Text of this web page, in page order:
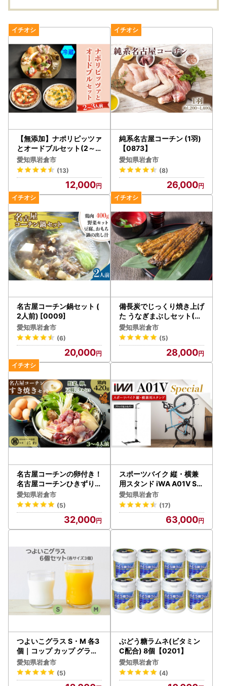
【無添加】ナポリピッツァ
とオードブルセット(2～3
人前)冷蔵【0555】
愛知県岩倉市
(13)
12,000
純系名古屋コーチン (1羽)
【0873】
愛知県岩倉市
(8)
26,000
名古屋コーチン鍋セット (
2人前) [0009]
愛知県岩倉市
(6)
20,000
備長炭でじっくり焼き上げ
た うなぎまぶしセット(4
人前)【0545】
愛知県岩倉市
(5)
28,000
名古屋コーチンの卵付き！
名古屋コーチンひきずりセ
ット(3～4人前)【0667】
愛知県岩倉市
(5)
32,000
スポーツバイク 縦・横兼
用スタンド iWA A01V Sp
ecial ブラック＆シルバー
【0414】
愛知県岩倉市
(17)
63,000
つよいこグラス S・M 各3
個｜コップ カップ グラス
アデリア 食器 子供 幼児 日
本製 割れにくい シンプル
持ちやすい【0526】
愛知県岩倉市
(5)
ぶどう糖ラムネ(ビタミン
C配合) 8個【0201】
愛知県岩倉市
(4)